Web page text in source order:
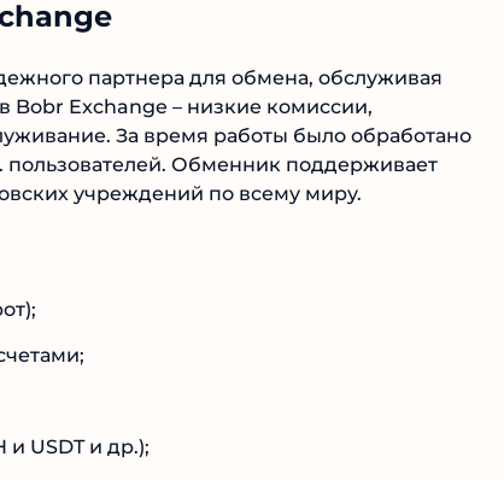
партнера для обмена, обслуживая
Bobr Exchange – низкие комиссии,
За время работы было обработано
пользователей. Обменник поддерживает
учреждений по всему миру.
USDT и др.);